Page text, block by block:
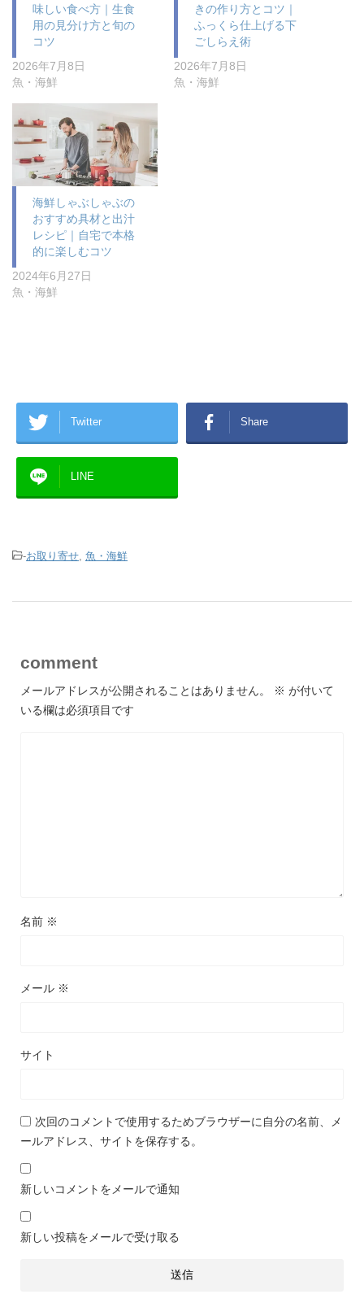
味しい食べ方｜生食
用の見分け方と旬の
コツ
2026年7月8日
魚・海鮮
きの作り方とコツ｜
ふっくら仕上げる下
ごしらえ術
2026年7月8日
魚・海鮮
海鮮しゃぶしゃぶの
おすすめ具材と出汁
レシピ｜自宅で本格
的に楽しむコツ
2024年6月27日
魚・海鮮
Twitter Share
LINE
-お取り寄せ, 魚・海鮮
comment
メールアドレスが公開されることはありません。 ※ が付いて
いる欄は必須項目です
名前 ※
メール ※
サイト
次回のコメントで使用するためブラウザーに自分の名前、メ
ールアドレス、サイトを保存する。
新しいコメントをメールで通知
新しい投稿をメールで受け取る